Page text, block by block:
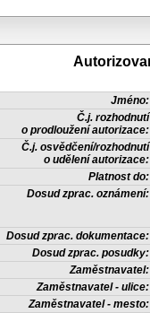
Jméno:
Č.j. rozhodnutí
o prodloužení autorizace:
Č.j. osvědčení/rozhodnutí
o udělení autorizace:
Platnost do:
Dosud zprac. oznámení:
Dosud zprac. dokumentace:
Dosud zprac. posudky:
Zaměstnavatel:
Zaměstnavatel - ulice:
Zaměstnavatel - mesto: